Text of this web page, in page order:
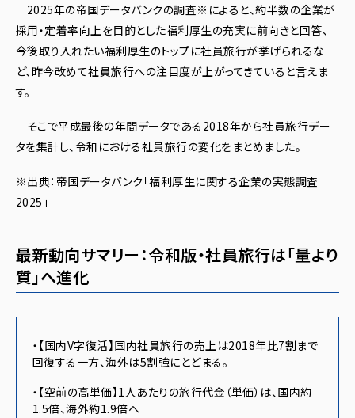
2025年の帝国データバンクの調査※によると、約半数の企業が
採用・定着率向上を目的とした福利厚生の充実に前向きと回答、
今後取り入れたい福利厚生のトップに社員旅行が挙げられるな
ど、昨今改めて社員旅行への注目度が上がってきていると言えま
す。
そこで平成最後の年間データである2018年から社員旅行デー
タを集計し、令和における社員旅行の変化をまとめました。
※出典：帝国データバンク「福利厚生に関する企業の実態調査
2025」
最新動向サマリー：令和版・社員旅行は「量より
質」へ進化
・【国内V字復活】国内社員旅行の売上は2018年比7割まで
回復する一方、海外は5割強にとどまる。
・【空前の高単価】1人あたりの旅行代金（単価）は、国内約
1.5倍、海外約1.9倍へ